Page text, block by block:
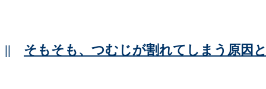
|| そもそも、つむじが割れてしまう原因